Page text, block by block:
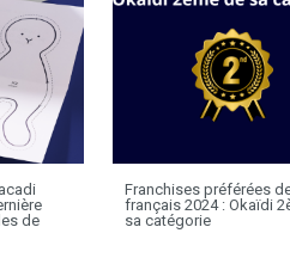
de
Franchises préférées
français 2024 : Okaïdi
sa catégorie